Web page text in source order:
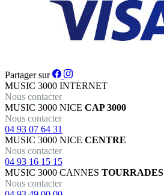
Partager sur
MUSIC 3000 INTERNET
Nous contacter
MUSIC 3000 NICE CAP 3000
Nous contacter
04 93 07 64 31
MUSIC 3000 NICE CENTRE
Nous contacter
04 93 16 15 15
MUSIC 3000 CANNES TOURRADES
Nous contacter